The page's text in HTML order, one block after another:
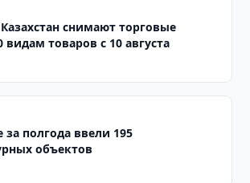
снимают торговые
товаров с 10 августа
за полгода ввели 195
объектов